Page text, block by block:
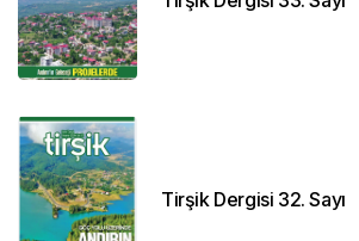
Tirşik Dergisi 32. Sayı